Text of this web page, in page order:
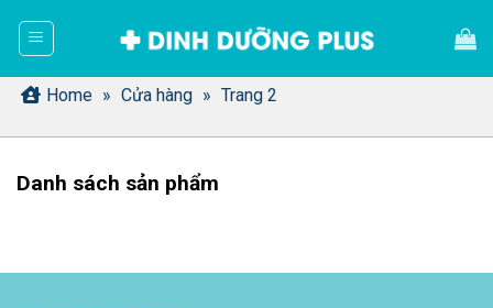
dung Home » Cửa hàng » Trang 2
Danh sách sản phẩm